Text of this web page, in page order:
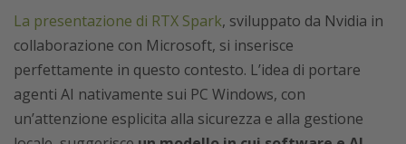
La presentazione di RTX Spark, sviluppato da Nvidia in
collaborazione con Microsoft, si inserisce
perfettamente in questo contesto. L’idea di portare
agenti AI nativamente sui PC Windows, con
un’attenzione esplicita alla sicurezza e alla gestione